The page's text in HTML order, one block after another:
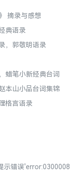
摘录与感想
典语录
，郭敬明语录
蜡笔小新经典台词
本山小品台词集锦
格言语录
envelope